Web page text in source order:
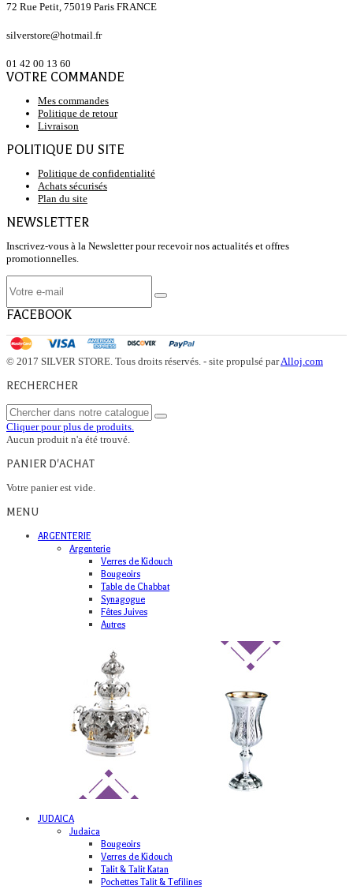
72 Rue Petit, 75019 Paris FRANCE
silverstore@hotmail.fr
01 42 00 13 60
VOTRE COMMANDE
Mes commandes
Politique de retour
Livraison
POLITIQUE DU SITE
Politique de confidentialité
Achats sécurisés
Plan du site
NEWSLETTER
Inscrivez-vous à la Newsletter pour recevoir nos actualités et offres
promotionnelles.
FACEBOOK
© 2017 SILVER STORE. Tous droits réservés. - site propulsé parAlloj.com
RECHERCHER
Cliquer pour plus de produits.
Aucun produit n'a été trouvé.
PANIER D'ACHAT
Votre panier est vide.
MENU
ARGENTERIE
Argenterie
Verres de Kidouch
Bougeoirs
Table de Chabbat
Synagogue
Fêtes Juives
Autres
JUDAICA
Judaica
Bougeoirs
Verres de Kidouch
Talit & Talit Katan
Pochettes Talit & Tefilines